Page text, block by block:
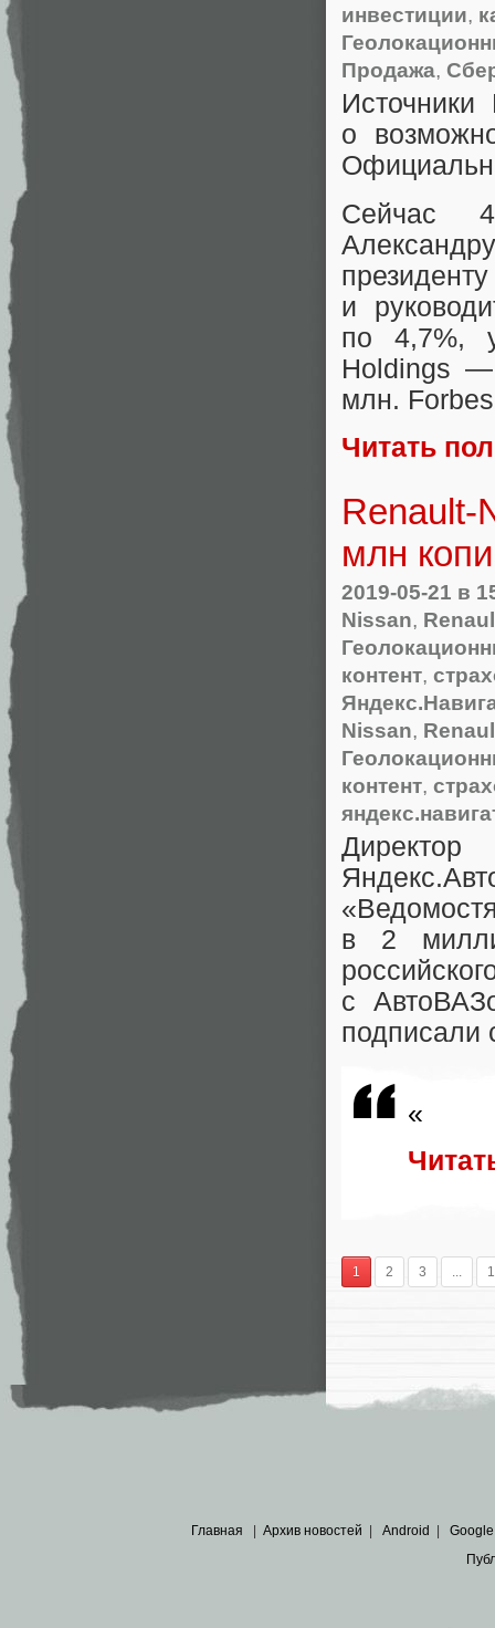
инвестиции,
Продажа,
о
Сейчас
и
по 4,7%,
Holdings
млн. Forbes
Читать
Renault-
млн
2019-05-21 в
Nissan,
контент,
Nissan,
контент,
в 2
с
подписали
«
1 2 3 ...
Главная Архив новостей Android Google